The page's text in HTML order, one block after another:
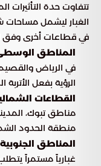
تتفاوت حدة التأثيرات
الغبار ليشمل مساحات
في قطاعات أخرى وفق
المناطق
في الرياض
الرؤية بفعل الأتربة
القطاعات
مناطق تبوك،
منطقة الحدود
المناطق الجنوبية
غبارياً مستمراً